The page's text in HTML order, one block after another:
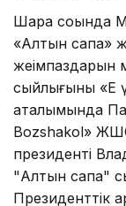
Шара соңында
«Алтын сапа»
сыйлығының
аталымында
Bozshakol»
президенті
"Алтын сапа"
Президенттік